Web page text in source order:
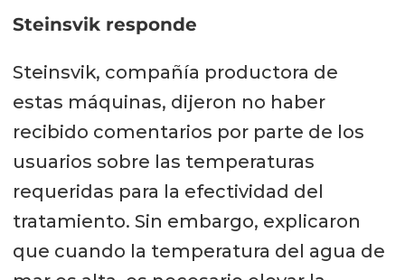
Steinsvik responde
Steinsvik, compañía productora de
estas máquinas, dijeron no haber
recibido comentarios por parte de los
usuarios sobre las temperaturas
requeridas para la efectividad del
tratamiento. Sin embargo, explicaron
que cuando la temperatura del agua de